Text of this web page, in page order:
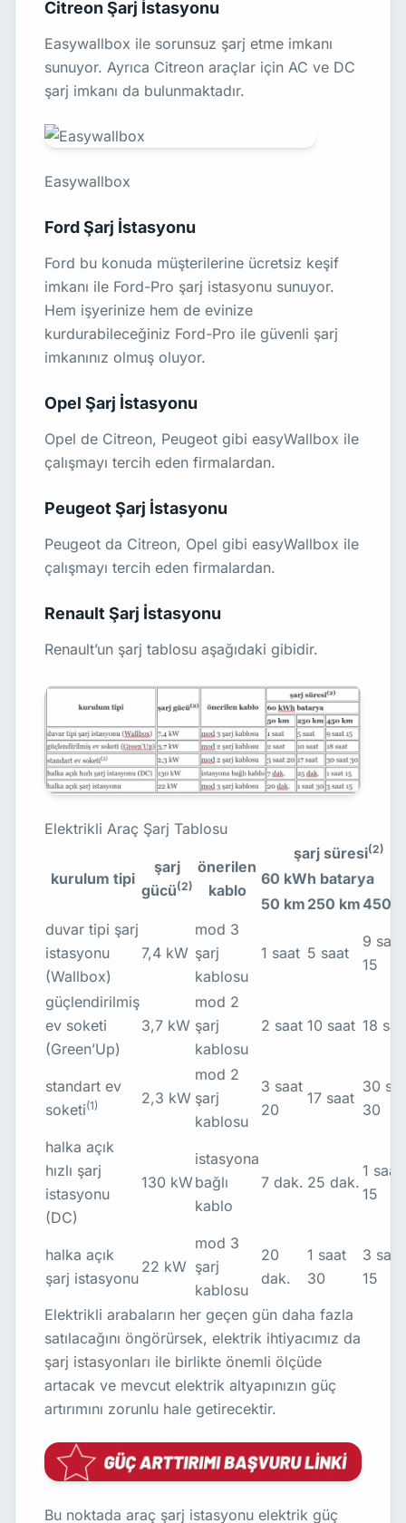
Citreon Şarj İstasyonu
Easywallbox ile sorunsuz şarj etme imkanı
sunuyor. Ayrıca Citreon araçlar için AC ve DC
şarj imkanı da bulunmaktadır.
Easywallbox
Ford Şarj İstasyonu
Ford bu konuda müşterilerine ücretsiz keşif
imkanı ile Ford-Pro şarj istasyonu sunuyor.
Hem işyerinize hem de evinize
kurdurabileceğiniz Ford-Pro ile güvenli şarj
imkanınız olmuş oluyor.
Opel Şarj İstasyonu
Opel de Citreon, Peugeot gibi easyWallbox ile
çalışmayı tercih eden firmalardan.
Peugeot Şarj İstasyonu
Peugeot da Citreon, Opel gibi easyWallbox ile
çalışmayı tercih eden firmalardan.
Renault Şarj İstasyonu
Renault’un şarj tablosu aşağıdaki gibidir.
Elektrikli Araç Şarj Tablosu
kurulum tipi
şarj
gücü(2)
önerilen
kablo
şarj süresi(2)
60 kWh batarya
50 km 250 km450
duvar tipi şarj
istasyonu
(Wallbox)
7,4 kW
mod 3
şarj
kablosu
1 saat 5 saat
9 saat
15
güçlendirilmiş
ev soketi
(Green’Up)
3,7 kW
mod 2
şarj
kablosu
2 saat 10 saat 18
standart ev
soketi(1) 2,3 kW
mod 2
şarj
kablosu
3 saat
20
17 saat
30
30
halka açık
hızlı şarj
istasyonu
(DC)
130 kW
istasyona
bağlı
kablo
7 dak. 25 dak.
1 saat
15
halka açık
şarj istasyonu
22 kW
mod 3
şarj
kablosu
20
dak.
1 saat
30
3 saat
15
Elektrikli arabaların her geçen gün daha fazla
satılacağını öngörürsek, elektrik ihtiyacımız da
şarj istasyonları ile birlikte önemli ölçüde
artacak ve mevcut elektrik altyapınızın güç
artırımını zorunlu hale getirecektir.
Bu noktada araç şarj istasyonu elektrik güç